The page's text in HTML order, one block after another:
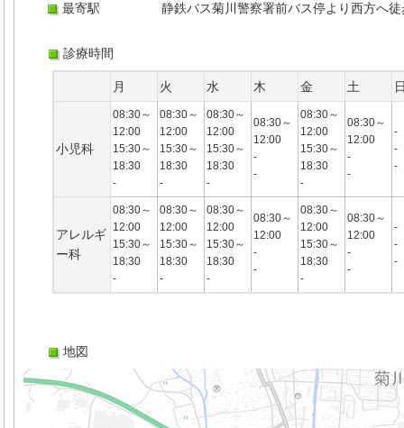
最寄駅 静鉄バス菊川警察署前バス停より西方へ
診療時間
月 火 水 木 金 土
小児科
08:30～
12:00
15:30～
18:30
-
08:30～
12:00
15:30～
18:30
-
08:30～
12:00
15:30～
18:30
-
08:30～
12:00
-
-
08:30～
12:00
15:30～
18:30
-
08:30～
12:00
-
-
-
-
-
アレルギ
ー科
08:30～
12:00
15:30～
18:30
-
08:30～
12:00
15:30～
18:30
-
08:30～
12:00
15:30～
18:30
-
08:30～
12:00
-
-
08:30～
12:00
15:30～
18:30
-
08:30～
12:00
-
-
-
-
-
地図